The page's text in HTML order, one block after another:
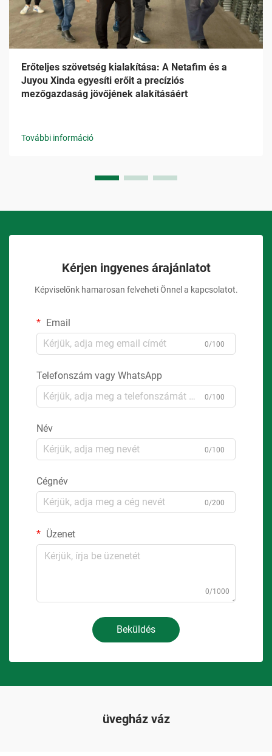
Erőteljes szövetség kialakítása: A Netafim és a
Juyou Xinda egyesíti erőit a precíziós
mezőgazdaság jövőjének alakításáért
További információ
Kérjen ingyenes árajánlatot
Képviselőnk hamarosan felveheti Önnel a kapcsolatot.
Email
0/100
Telefonszám vagy WhatsApp
0/100
Név
0/100
Cégnév
0/200
Üzenet
0/1000
Beküldés
üvegház váz